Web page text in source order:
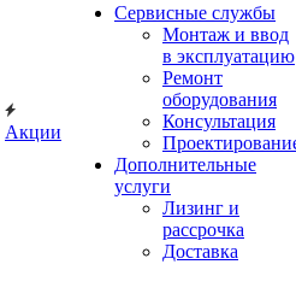
Акции
Сервисные службы
Монтаж и ввод
в эксплуатацию
Ремонт
оборудования
Консультация
Дополнительные
услуги
Лизинг и
рассрочка
Доставка